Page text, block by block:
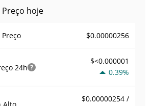
Preço hoje
$0.00000256
24h
$<0.000001
0.39%
Alto
$0.00000254 /